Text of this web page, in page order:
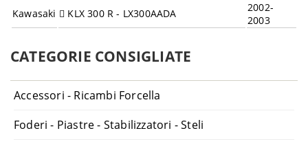
Kawasaki
KLX 300 R - LX300AADA
2002-
2003
1995
Kawasaki
KLX 650 R - LX650DDA
Suzuki
DR 125 SE - SF44A
CATEGORIE CONSIGLIATE
Accessori - Ricambi Forcella
Foderi - Piastre - Stabilizzatori - Steli